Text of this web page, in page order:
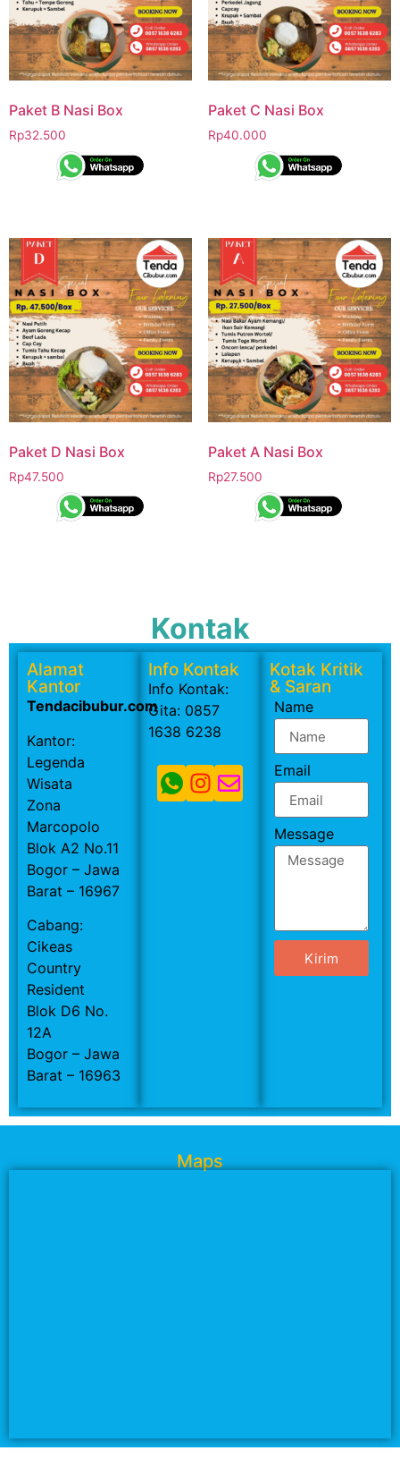
Paket B Nasi Box
Rp32.500
Paket C Nasi Box
Rp40.000
Paket D Nasi Box
Rp47.500
Paket A Nasi Box
Rp27.500
Kontak
Alamat
Kantor
Tendacibubur.com
Kantor:
Legenda
Wisata
Zona
Marcopolo
Blok A2 No.11
Bogor – Jawa
Barat – 16967
Cabang:
Cikeas
Country
Resident
Blok D6 No.
12A
Bogor – Jawa
Barat – 16963
Info Kontak
Info Kontak:
Gita: 0857
1638 6238
Kotak Kritik
& Saran
Name
Email
Message
Kirim
Maps